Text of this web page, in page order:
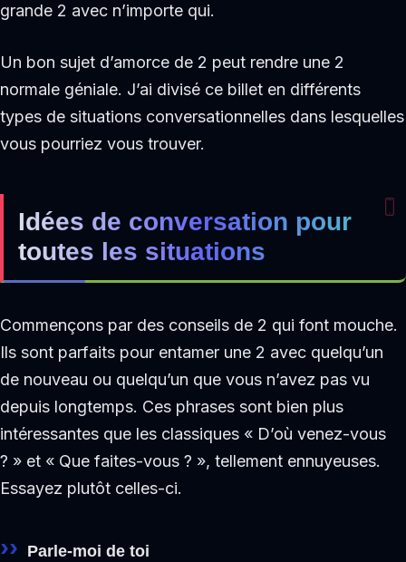
grande 2 avec n’importe qui.
Un bon sujet d’amorce de 2 peut rendre une 2
normale géniale. J’ai divisé ce billet en différents
types de situations conversationnelles dans lesquelles
vous pourriez vous trouver.
Idées de conversation pour
toutes les situations
Commençons par des conseils de 2 qui font mouche.
Ils sont parfaits pour entamer une 2 avec quelqu’un
de nouveau ou quelqu’un que vous n’avez pas vu
depuis longtemps. Ces phrases sont bien plus
intéressantes que les classiques « D’où venez-vous
? » et « Que faites-vous ? », tellement ennuyeuses.
Essayez plutôt celles-ci.
Parle-moi de toi